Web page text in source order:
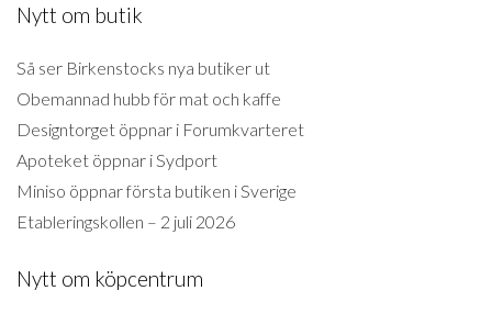
Nytt om butik
Så ser Birkenstocks nya butiker ut
Obemannad hubb för mat och kaffe
Designtorget öppnar i Forumkvarteret
Apoteket öppnar i Sydport
Miniso öppnar första butiken i Sverige
Etableringskollen – 2 juli 2026
Nytt om köpcentrum